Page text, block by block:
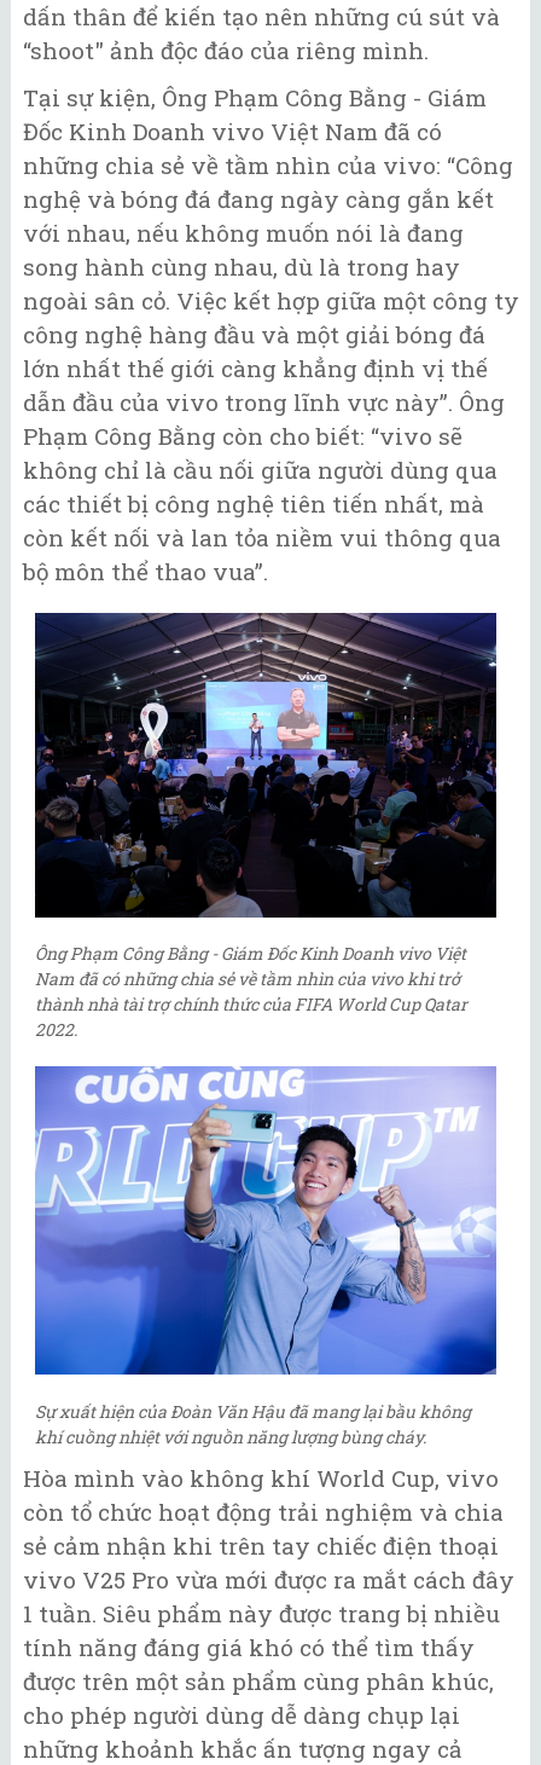
dấn thân để kiến tạo nên những cú sút và
“shoot" ảnh độc đáo của riêng mình.
Tại sự kiện, Ông Phạm Công Bằng - Giám
Đốc Kinh Doanh vivo Việt Nam đã có
những chia sẻ về tầm nhìn của vivo: “Công
nghệ và bóng đá đang ngày càng gắn kết
với nhau, nếu không muốn nói là đang
song hành cùng nhau, dù là trong hay
ngoài sân cỏ. Việc kết hợp giữa một công ty
công nghệ hàng đầu và một giải bóng đá
lớn nhất thế giới càng khẳng định vị thế
dẫn đầu của vivo trong lĩnh vực này”. Ông
Phạm Công Bằng còn cho biết: “vivo sẽ
không chỉ là cầu nối giữa người dùng qua
các thiết bị công nghệ tiên tiến nhất, mà
còn kết nối và lan tỏa niềm vui thông qua
bộ môn thể thao vua”.
Ông Phạm Công Bằng - Giám Đốc Kinh Doanh vivo Việt
Nam đã có những chia sẻ về tầm nhìn của vivo khi trở
thành nhà tài trợ chính thức của FIFA World Cup Qatar
2022.
Sự xuất hiện của Đoàn Văn Hậu đã mang lại bầu không
khí cuồng nhiệt với nguồn năng lượng bùng cháy.
Hòa mình vào không khí World Cup, vivo
còn tổ chức hoạt động trải nghiệm và chia
sẻ cảm nhận khi trên tay chiếc điện thoại
vivo V25 Pro vừa mới được ra mắt cách đây
1 tuần. Siêu phẩm này được trang bị nhiều
tính năng đáng giá khó có thể tìm thấy
được trên một sản phẩm cùng phân khúc,
cho phép người dùng dễ dàng chụp lại
những khoảnh khắc ấn tượng ngay cả